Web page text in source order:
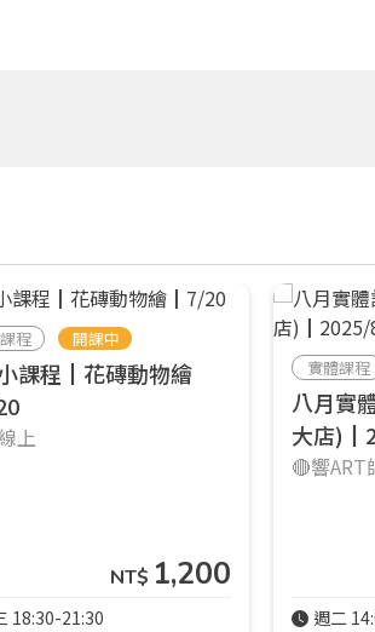
程 開課中
課程┃花磚動物繪
上
NT$ 1,200
18:30-21:30
實體課程
八月實
大店
🔴響ART
週二